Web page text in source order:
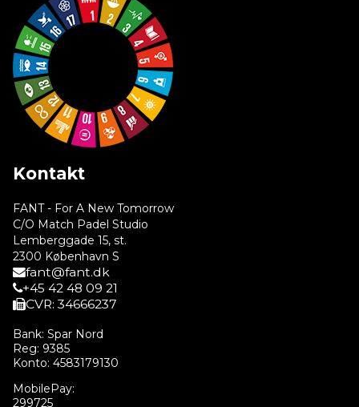
Kontakt
FANT - For A New Tomorrow
C/O Match Padel Studio
Lemberggade 15, st.
2300 København S
fant@fant.dk
+45 42 48 09 21
CVR: 34666237
Bank: Spar Nord
Reg: 9385
Konto: 4583179130
MobilePay:
299725